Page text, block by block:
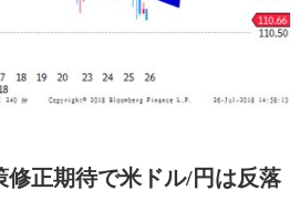
修正期待で米ドル/円は反落